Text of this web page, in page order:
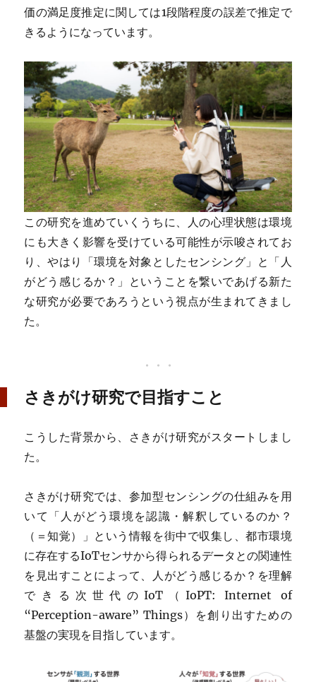
価の満足度推定に関しては1段階程度の誤差で推定で
きるようになっています。
この研究を進めていくうちに、人の心理状態は環境
にも大きく影響を受けている可能性が示唆されてお
り、やはり「環境を対象としたセンシング」と「人
がどう感じるか？」ということを繋いであげる新た
な研究が必要であろうという視点が生まれてきまし
た。
さきがけ研究で目指すこと
こうした背景から、さきがけ研究がスタートしまし
た。
さきがけ研究では、参加型センシングの仕組みを用
いて「人がどう環境を認識・解釈しているのか？
（＝知覚）」という情報を街中で収集し、都市環境
に存在するIoTセンサから得られるデータとの関連性
を見出すことによって、人がどう感じるか？を理解
できる次世代のIoT（IoPT: Internet of
“Perception-aware” Things）を創り出すための
基盤の実現を目指しています。